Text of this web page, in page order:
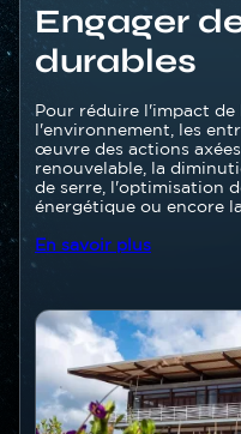
Engager
durables
Texte
Pour réduire l'impact
l'environnement, les
œuvre des actions
renouvelable, la
de serre, l'optimisation
énergétique ou encore
En savoir plus
Image
Image